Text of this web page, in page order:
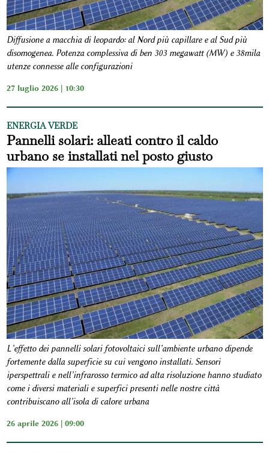
Diffusione a macchia di leopardo: al Nord più capillare e al Sud più
disomogenea. Potenza complessiva di ben 303 megawatt (MW) e 38mila
utenze connesse alle configurazioni
27 luglio 2026 | 10:30
ENERGIA VERDE
Pannelli solari: alleati contro il caldo
urbano se installati nel posto giusto
L’effetto dei pannelli solari fotovoltaici sull’ambiente urbano dipende
fortemente dalla superficie su cui vengono installati. Sensori
iperspettrali e nell’infrarosso termico ad alta risoluzione hanno studiato
come i diversi materiali e superfici presenti nelle nostre città
contribuiscano all’isola di calore urbana
26 aprile 2026 | 09:00